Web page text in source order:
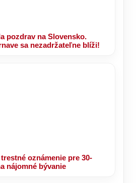
pozdrav na Slovensko.
sa nezadržateľne blíži!
oznámenie pre 30-
nájomné bývanie